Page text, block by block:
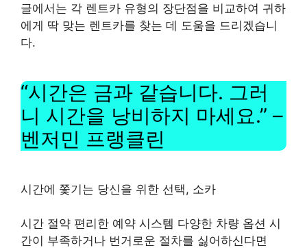
글에서는 각 렌트카 유형의 장단점을 비교하여 귀하
에게 딱 맞는 렌트카를 찾는 데 도움을 드리겠습니
다.
“시간은 금과 같습니다. 그러
니 시간을 낭비하지 마세요.” –
벤저민 프랭클린
시간에 쫓기는 당신을 위한 선택, 소카
시간 절약 편리한 예약 시스템 다양한 차량 옵션 시
간이 부족하거나 번거로운 절차를 싫어하신다면